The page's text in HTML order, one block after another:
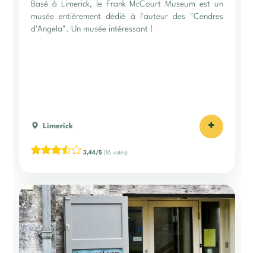
Basé à Limerick, le Frank McCourt Museum est un
musée entièrement dédié à l'auteur des "Cendres
d'Angela". Un musée intéressant !
Limerick +
3,44/5 (16 votes)